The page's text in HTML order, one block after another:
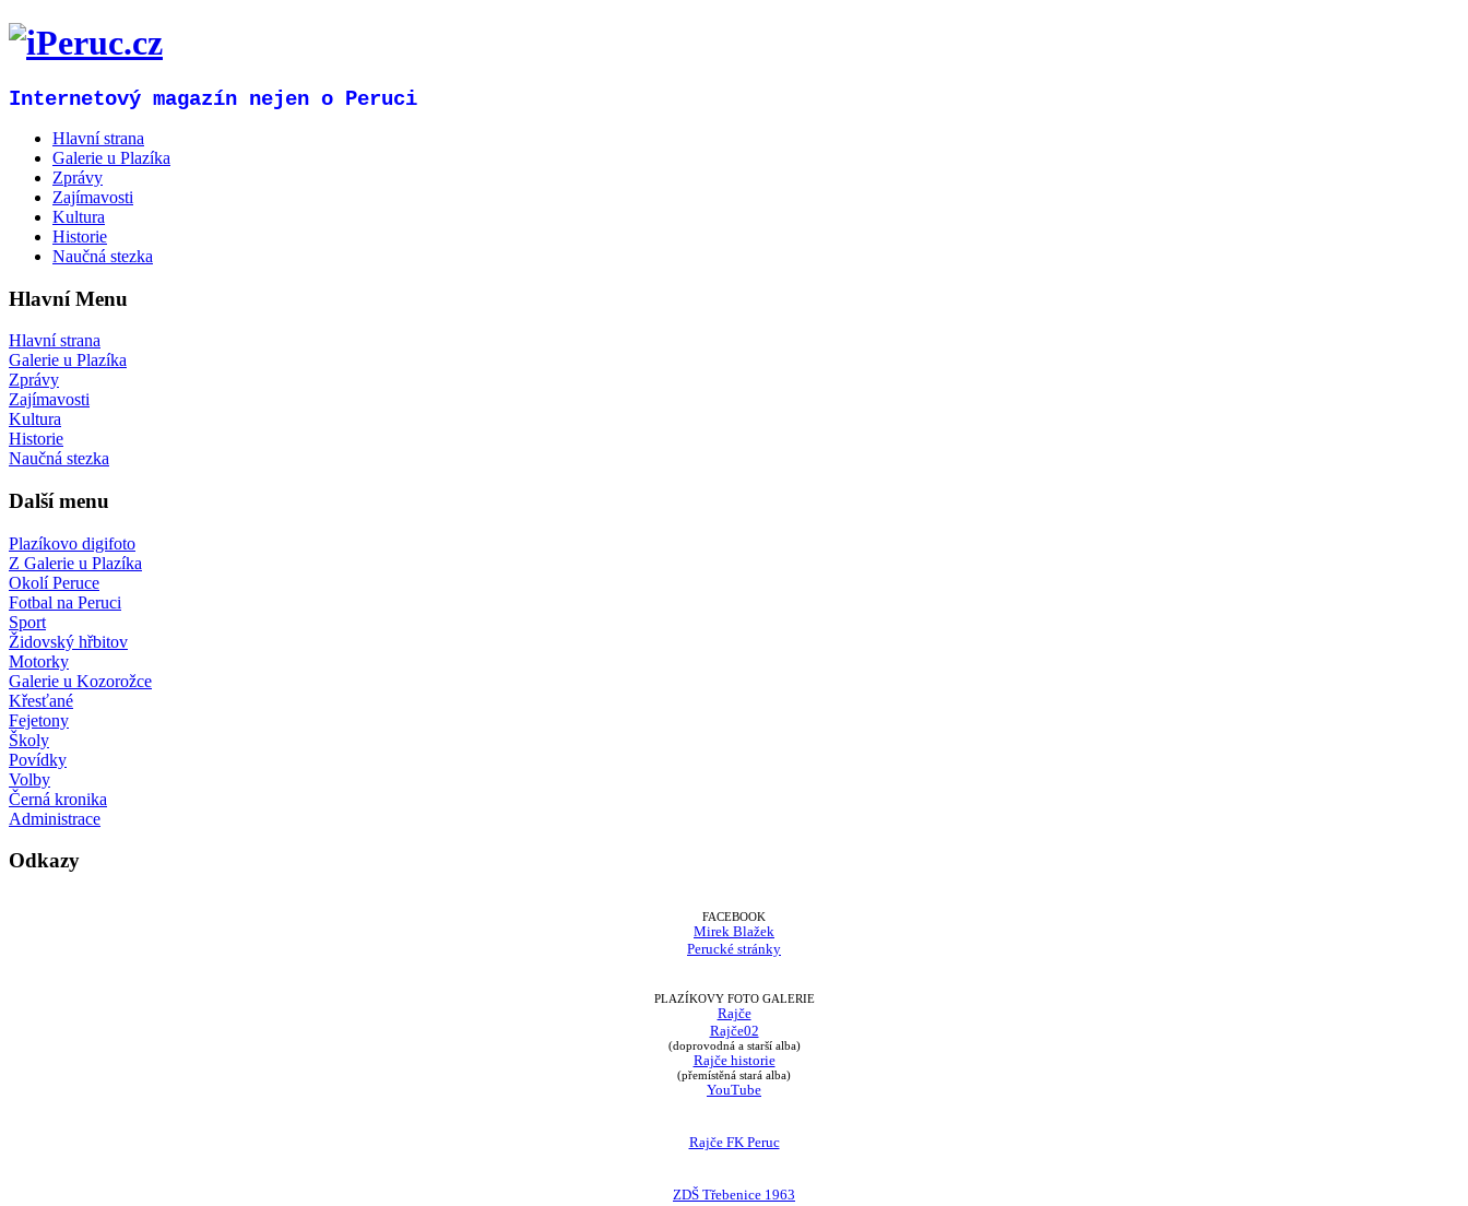
Internetový magazín nejen o Peruci
Hlavní strana
Galerie u Plazíka
Zprávy
Zajímavosti
Kultura
Historie
Naučná stezka
Hlavní Menu
Hlavní strana
Galerie u Plazíka
Zprávy
Zajímavosti
Kultura
Historie
Naučná stezka
Další menu
Plazíkovo digifoto
Z Galerie u Plazíka
Okolí Peruce
Fotbal na Peruci
Sport
Židovský hřbitov
Motorky
Galerie u Kozorožce
Křesťané
Fejetony
Školy
Povídky
Volby
Černá kronika
Administrace
Odkazy
FACEBOOK
Mirek Blažek
Perucké stránky
PLAZÍKOVY FOTO GALERIE
Rajče
Rajče02
(doprovodná a starší alba)
Rajče historie
(přemístěná stará alba)
YouTube
Rajče FK Peruc
ZDŠ Třebenice 1963